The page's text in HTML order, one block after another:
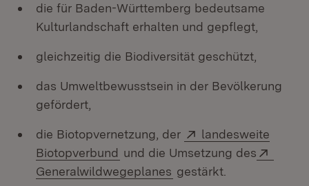
die für Baden-Württemberg bedeutsame
Kulturlandschaft erhalten und gepflegt,
gleichzeitig die Biodiversität geschützt,
das Umweltbewusstsein in der Bevölkerung
gefördert,
die Biotopvernetzung, der Extern:
landesweite
Biotopverbund (Öffnet in neuem Fenster)
und die Umsetzung des
Generalwildwegeplanes (Öffnet in neuem
gestärkt.